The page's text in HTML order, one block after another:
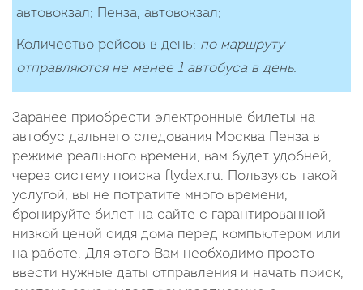
автовокзал; Пенза, автовокзал;
Количество рейcов в день: по маршруту
отправляются не менее 1 автобуса в день.
Заранее приобрести электронные билеты на
автобус дальнего следования Москва Пенза в
режиме реального времени, вам будет удобней,
через систему поиска flydex.ru. Пользуясь такой
услугой, вы не потратите много времени,
бронируйте билет на сайте с гарантированной
низкой ценой сидя дома перед компьютером или
на работе. Для этого Вам необходимо просто
ввести нужные даты отправления и начать поиск,